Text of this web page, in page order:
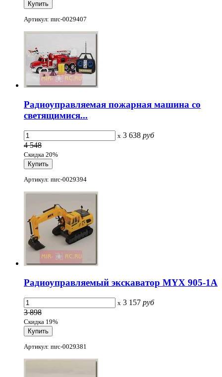
Артикул: mrc-0029407
Радиоуправляемая пожарная машина со
светящимися...
x 3 638 руб
4 548
Скидка 20%
Артикул: mrc-0029394
Радиоуправляемый экскаватор MYX 905-1A
x 3 157 руб
3 898
Скидка 19%
Артикул: mrc-0029381